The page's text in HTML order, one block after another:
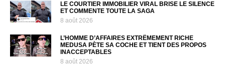
LE COURTIER IMMOBILIER VIRAL BRISE LE SILENCE
ET COMMENTE TOUTE LA SAGA
8 août 2026
L’HOMME D’AFFAIRES EXTRÊMEMENT RICHE
MEDUSA PÈTE SA COCHE ET TIENT DES PROPOS
INACCEPTABLES
8 août 2026